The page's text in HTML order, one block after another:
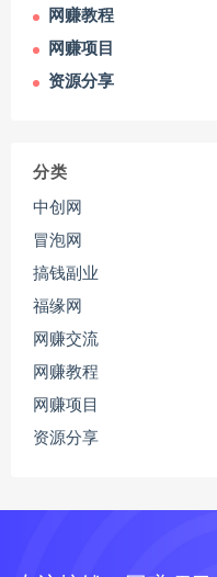
网赚教程
网赚项目
资源分享
分类
中创网
冒泡网
搞钱副业
福缘网
网赚交流
网赚教程
网赚项目
资源分享